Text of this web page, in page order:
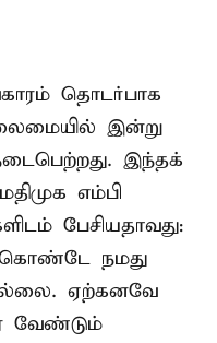
தொடர்பாக
இன்று
இந்தக்
எம்பி
பேசியதாவது:
கொண்டே நமது
ஏற்கனவே